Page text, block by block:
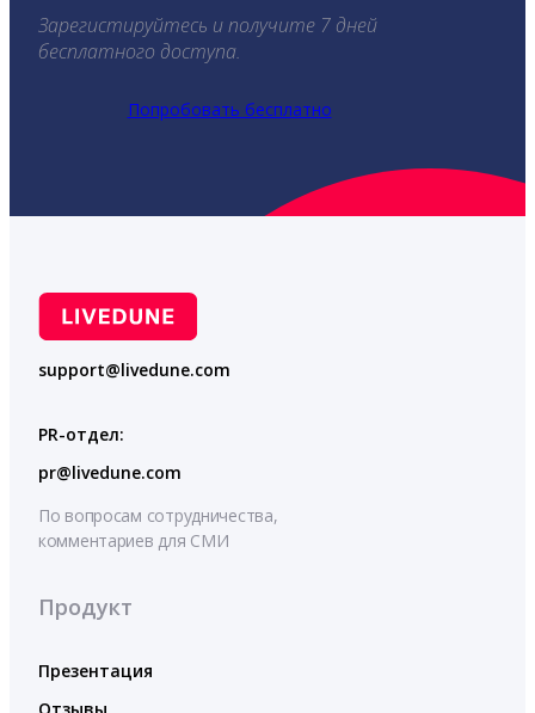
Зарегистируйтесь и получите 7 дней
бесплатного доступа.
Попробовать бесплатно
support@livedune.com
PR-отдел:
pr@livedune.com
По вопросам сотрудничества,
комментариев для СМИ
Продукт
Презентация